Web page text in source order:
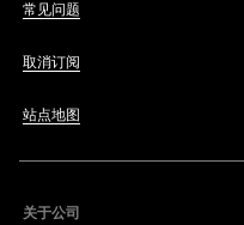
常见问题
取消订阅
站点地图
关于公司